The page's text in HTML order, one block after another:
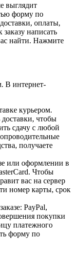
выглядит
форму по
оплаты,
написать
найти. Нажмите
В интернет-
курьером.
чтобы
сдачу с любой
получаете
или оформлении в
Чтобы
вас на сервер
номер карты, срок
PayPal,
покупки
платежного
форму по